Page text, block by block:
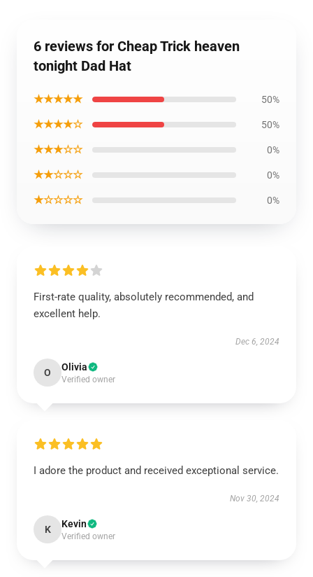
6 reviews for Cheap Trick heaven
tonight Dad Hat
★★★★★ 50%
★★★★☆ 50%
★★★☆☆ 0%
★★☆☆☆ 0%
★☆☆☆☆ 0%
First-rate quality, absolutely recommended, and
excellent help.
Dec 6, 2024
O Olivia
Verified owner
I adore the product and received exceptional service.
Nov 30, 2024
K Kevin
Verified owner